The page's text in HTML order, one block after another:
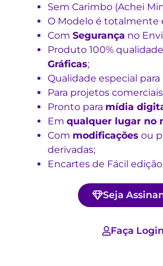
Sem Carimbo (Achei
O Modelo é totalmente
Com Segurança no
Produto 100%
Gráficas;
Qualidade especial para
Para projetos
Pronto para mídia
Em qualquer lugar no
Com modificações ou
derivadas;
Encartes de Fácil
Seja
Faça Login